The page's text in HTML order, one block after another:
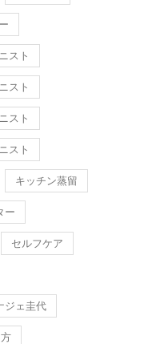
スト
スト
スト
スト
キッチン蒸留
ー
セルフケア
ジェ圭代